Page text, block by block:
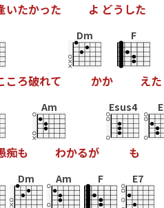
いたかった よ どう した
ころ破れて
Dm
かか
F
えた
痴も
Am
わかるが
Esus4
も
E
Dm Am F E7